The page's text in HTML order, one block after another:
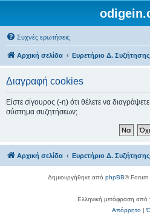
Συχνές ερωτήσεις
Αρχική σελίδα Ευρετήριο Δ. Συζήτησης
Διαγραφή cookies
Είστε σίγουρος (-η) ότι θέλετε να
σύστημα συζητήσεων;
Αρχική σελίδα Ευρετήριο Δ. Συζήτησης
Δημιουργήθηκε από phpBB® Forum
Ελληνική μετάφραση από
Απόρρητο|